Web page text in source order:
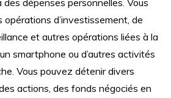
d’investissement, de
et autres opérations liées à la
smartphone ou d’autres activités
Vous pouvez détenir divers
actions, des fonds négociés en